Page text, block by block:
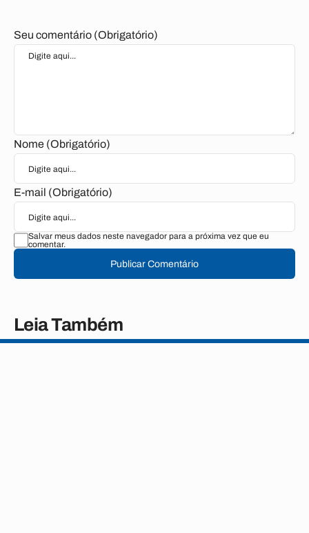
Seu comentário (Obrigatório)
Nome (Obrigatório)
E-mail (Obrigatório)
Salvar meus dados neste navegador para a próxima vez que eu
comentar.
Publicar Comentário
Leia Também